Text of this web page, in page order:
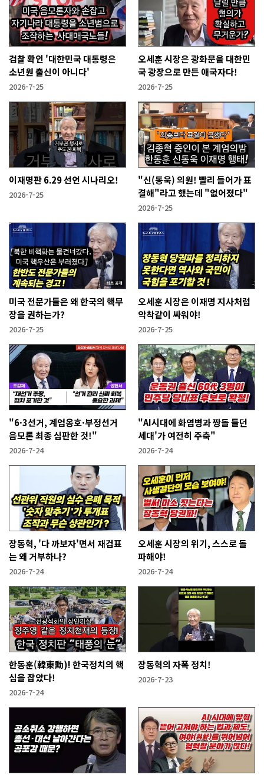
검찰 확인 '대한민국 대통령은
소년원 출신이 아니다'
2026-7-25
오세훈 시장은 광화문을 대한민
국 광장으로 만든 애국자다!
2026-7-25
이재명판 6.29 선언 시나리오!
2026-7-25
"신(동욱) 의원! 빨리 들어가 표
결해"라고 했는데 "없어졌다"
2026-7-25
미국 전문가들은 왜 한국의 핵무
장을 권하는가?
2026-7-25
오세훈 시장은 이재명 지사처럼
악착같이 싸워야!
2026-7-25
"6·3선거, 계엄옹호·부정선거
음모론 최종 심판한 것!"
2026-7-24
"AI시대에 화염병과 짱돌 들던
세대'가 여전히 주축"
2026-7-24
장동혁, '다 까보자'면서 재검표
는 왜 거부하나?
2026-7-24
오세훈 시장의 위기, 스스로 돌
파해야!
2026-7-24
한동훈(韓東勳)! 한국정치의 핵
심을 잡았다!
2026-7-24
장동혁의 자폭 정치!
2026-7-23